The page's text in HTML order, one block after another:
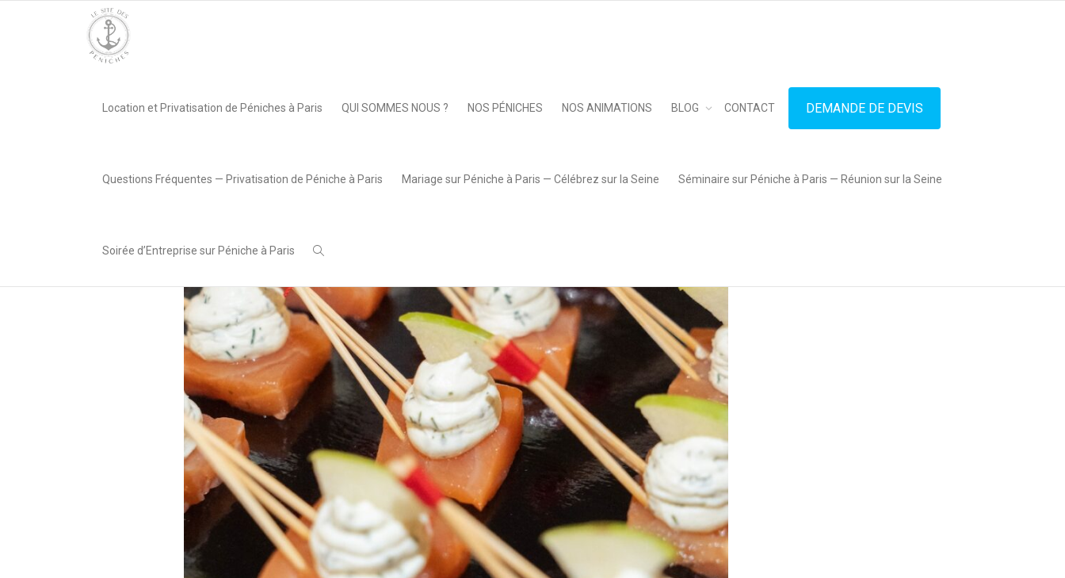
Location et Privatisation de Péniches à Paris QUI SOMMES NOUS ? NOS PÉNICHES NOS ANIMATIONS BLOG CONTACT DEMANDE DE DEVIS
Questions Fréquentes — Privatisation de Péniche à Paris Mariage sur Péniche à Paris — Célébrez sur la Seine Séminaire sur Péniche à Paris — Réunion sur la Seine
Soirée d’Entreprise sur Péniche à Paris
2025